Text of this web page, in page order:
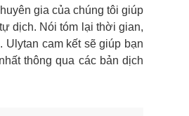
gia của chúng tôi giúp
dịch. Nói tóm lại thời gian,
cam kết sẽ giúp bạn
thông qua các bản dịch